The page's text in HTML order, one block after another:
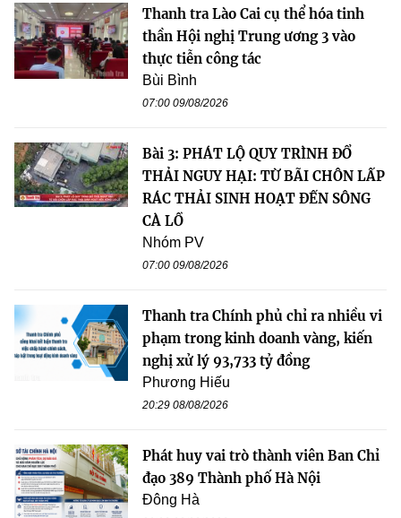
Thanh tra Lào Cai cụ thể hóa tinh
thần Hội nghị Trung ương 3 vào
thực tiễn công tác
Bùi Bình
07:00 09/08/2026
Bài 3: PHÁT LỘ QUY TRÌNH ĐỔ
THẢI NGUY HẠI: TỪ BÃI CHÔN LẤP
RÁC THẢI SINH HOẠT ĐẾN SÔNG
CÀ LỒ
Nhóm PV
07:00 09/08/2026
Thanh tra Chính phủ chỉ ra nhiều vi
phạm trong kinh doanh vàng, kiến
nghị xử lý 93,733 tỷ đồng
Phương Hiếu
20:29 08/08/2026
Phát huy vai trò thành viên Ban Chỉ
đạo 389 Thành phố Hà Nội
Đông Hà